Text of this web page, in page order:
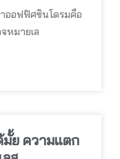
ออฟฟิศซินโดรมคือ
หมายเล
ย ความแตก